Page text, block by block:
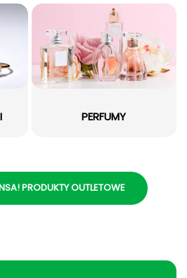
PERFUMY
PRODUKTY OUTLETOWE